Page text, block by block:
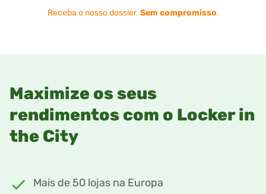
Receba o nosso dossier. Sem compromisso.
Maximize os seus
rendimentos com o Locker in
the City
Mais de 50 lojas na Europa